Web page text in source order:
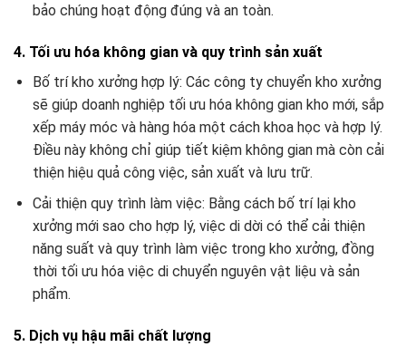
bảo chúng hoạt động đúng và an toàn.
4. Tối ưu hóa không gian và quy trình sản xuất
Bố trí kho xưởng hợp lý: Các công ty chuyển kho xưởng
sẽ giúp doanh nghiệp tối ưu hóa không gian kho mới, sắp
xếp máy móc và hàng hóa một cách khoa học và hợp lý.
Điều này không chỉ giúp tiết kiệm không gian mà còn cải
thiện hiệu quả công việc, sản xuất và lưu trữ.
Cải thiện quy trình làm việc: Bằng cách bố trí lại kho
xưởng mới sao cho hợp lý, việc di dời có thể cải thiện
năng suất và quy trình làm việc trong kho xưởng, đồng
thời tối ưu hóa việc di chuyển nguyên vật liệu và sản
phẩm.
5. Dịch vụ hậu mãi chất lượng